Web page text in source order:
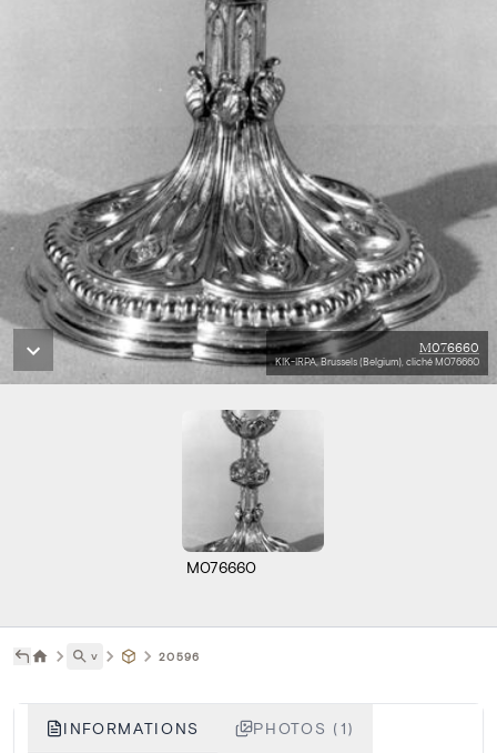
M076660
KIK-IRPA, Brussels (Belgium), cliché M076660
M076660
˅ 20596
INFORMATIONS PHOTOS (1)